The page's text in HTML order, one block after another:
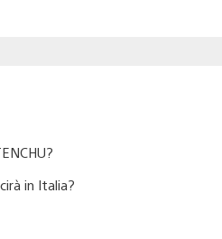
in Italia?